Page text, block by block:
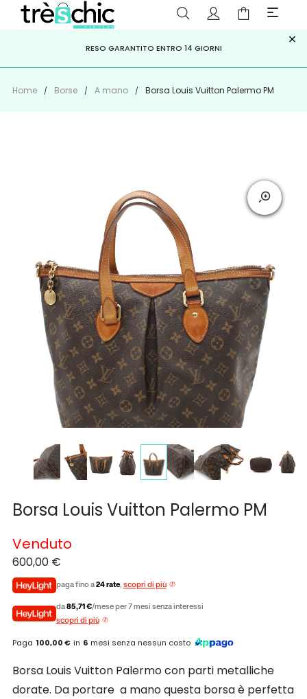
PAGA A RATE CONKLARNA,HEYLIGHT, APPAGO
ISCRIVITI ALLA NEWSLETTER PER NON PERDERE SCONTI E
OFFERTE IMPERDIBILI!
RESO GARANTITO ENTRO 14 GIORNI ×
Home Borse A mano Borsa Louis Vuitton Palermo PM
Borsa Louis Vuitton Palermo PM
600,00 €
paga fino a24 rate, scopri di più
da85,71 €/mese per 7 mesi senza interessi
scopri di più
Paga 100,00 € in 6 mesi senza nessun costo
Venduto
Borsa Louis Vuitton Palermo con parti metalliche
dorate. Da portare a mano questa borsa è perfetta